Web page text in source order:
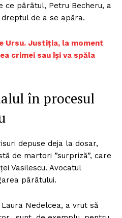
ce pârâtul, Petru Becheru, a
de a se apăra.
Ursu. Justiţia, la moment
crimei sau îşi va spăla
în procesul
depuse deja la dosar,
de martori ”surpriză”, care
Vasilescu. Avocatul
pârâtului.
Nedelcea, a vrut să